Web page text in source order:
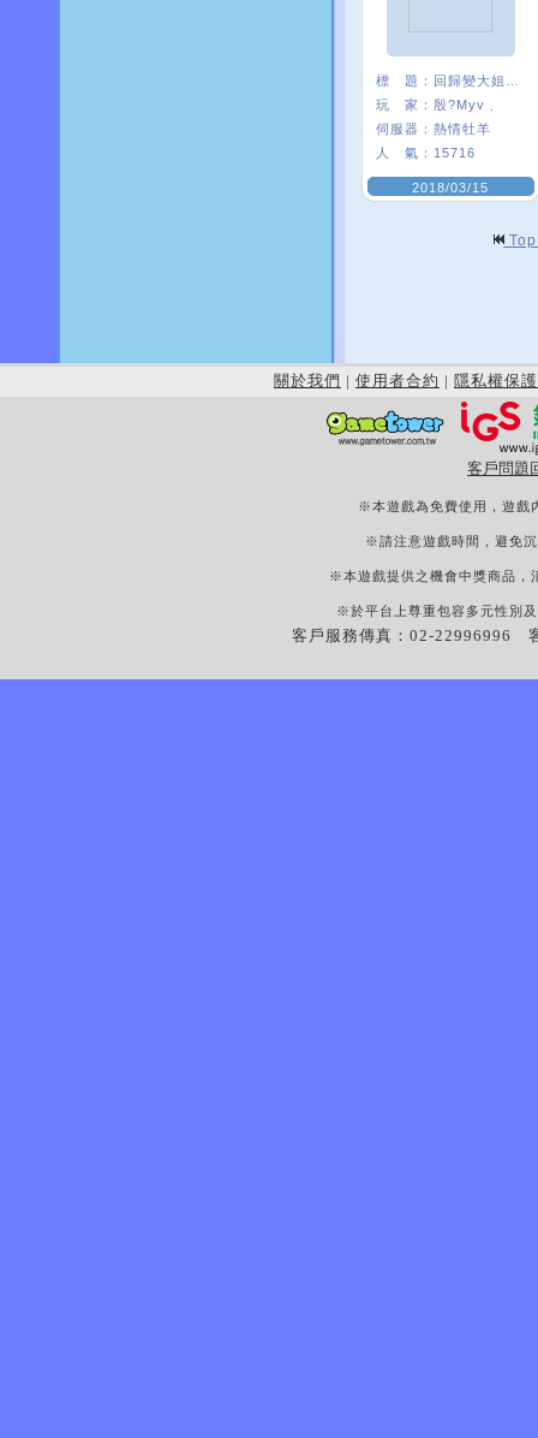
標 題：
玩 家： 殷?Myv﹑
伺服器： 熱情牡羊
人 氣： 15716
2018/03/15
關於我們 | 使用者合約 | 隱私權保護
客戶問題
※本遊戲為免費使用，遊戲
※請注意遊戲時間，避免
※本遊戲提供之機會中獎商品，
※於平台上尊重包容多元性別
客戶服務傳真：02-22996996